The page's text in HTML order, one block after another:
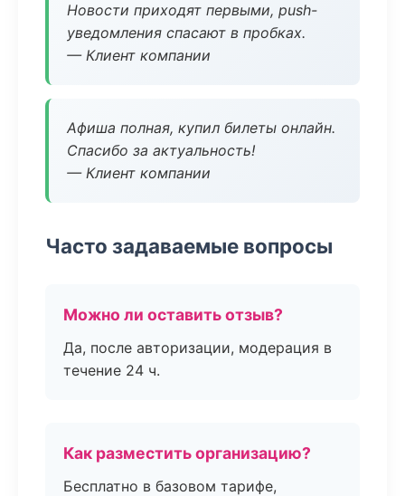
Новости приходят первыми, push-
уведомления спасают в пробках.
— Клиент компании
Афиша полная, купил билеты онлайн.
Спасибо за актуальность!
— Клиент компании
Часто задаваемые вопросы
Можно ли оставить отзыв?
Да, после авторизации, модерация в
течение 24 ч.
Как разместить организацию?
Бесплатно в базовом тарифе,